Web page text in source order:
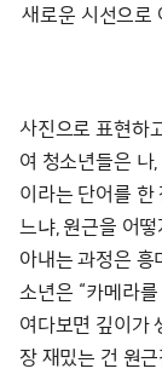
새로운 시선으로
사진으로 표현하
여 청소년들은 나
이라는 단어를 한
느냐, 원근을 어
아내는 과정은 흥
소년은 “카메라
여다보면 깊이가
장 재밌는 건 원